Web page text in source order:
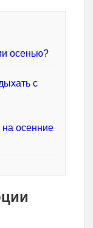
осенью?
с
осенние